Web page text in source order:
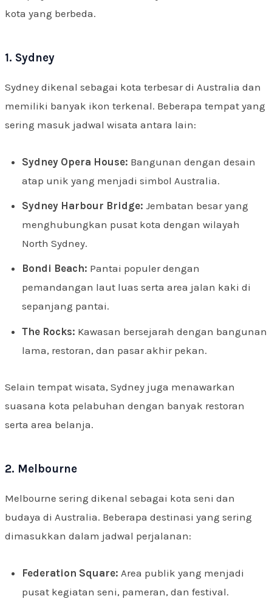
kota yang berbeda.
1. Sydney
Sydney dikenal sebagai kota terbesar di Australia dan
memiliki banyak ikon terkenal. Beberapa tempat yang
sering masuk jadwal wisata antara lain:
Sydney Opera House: Bangunan dengan desain
atap unik yang menjadi simbol Australia.
Sydney Harbour Bridge: Jembatan besar yang
menghubungkan pusat kota dengan wilayah
North Sydney.
Bondi Beach: Pantai populer dengan
pemandangan laut luas serta area jalan kaki di
sepanjang pantai.
The Rocks: Kawasan bersejarah dengan bangunan
lama, restoran, dan pasar akhir pekan.
Selain tempat wisata, Sydney juga menawarkan
suasana kota pelabuhan dengan banyak restoran
serta area belanja.
2. Melbourne
Melbourne sering dikenal sebagai kota seni dan
budaya di Australia. Beberapa destinasi yang sering
dimasukkan dalam jadwal perjalanan:
Federation Square: Area publik yang menjadi
pusat kegiatan seni, pameran, dan festival.